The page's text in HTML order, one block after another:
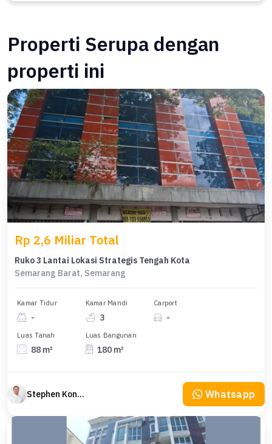
Properti Serupa dengan
properti ini
Rp 2,6 Miliar Total
Ruko 3 Lantai Lokasi Strategis Tengah Kota
Semarang Barat, Semarang
Kamar Tidur
-
Kamar Mandi
3
Carport
-
Luas Tanah
88 m²
Luas Bangunan
180 m²
Stephen Konsultan Properti Whatsapp